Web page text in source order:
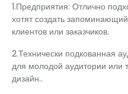
1.Предприятия: Отлично
хотят создать
клиентов или заказчиков.
2.Технически подкованная
для молодой аудитории или
дизайн..